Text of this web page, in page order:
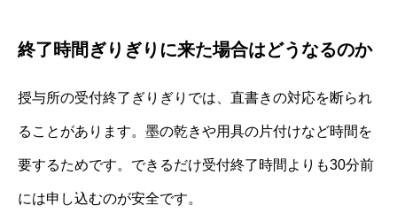
終了時間ぎりぎりに来た場合はどうなるのか
授与所の受付終了ぎりぎりでは、直書きの対応を断られ
ることがあります。墨の乾きや用具の片付けなど時間を
要するためです。できるだけ受付終了時間よりも30分前
には申し込むのが安全です。